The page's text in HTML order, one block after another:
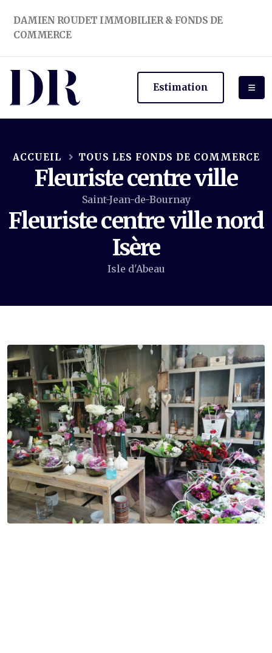
DAMIEN ROUDET IMMOBILIER & FONDS DE
COMMERCE
Estimation
Fleuriste centre ville
Saint-Jean-de-Bournay
Fleuriste centre ville nord
Isère
Isle d'Abeau
ACCUEIL TOUS LES FONDS DE COMMERCE